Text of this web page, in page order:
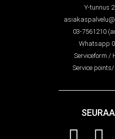
Y-tunnus
03-7561210
Whatsapp
Serviceform /
Service